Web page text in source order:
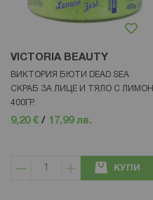
VICTORIA BEAUTY
ВИКТОРИЯ БЮТИ DEAD SEA
СКРАБ ЗА ЛИЦЕ И ТЯЛО С ЛИМОН
400ГР.
9,20 € / 17,99 лв.
КУПИ